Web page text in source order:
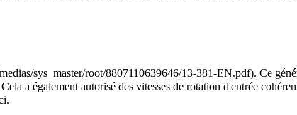
. Ce
a également autorisé des vitesses de rotation d'entrée